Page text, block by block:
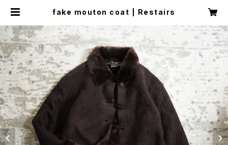
fake mouton coat | Restairs